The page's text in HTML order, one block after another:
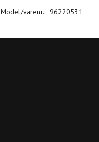
Model/varenr.: 96220531